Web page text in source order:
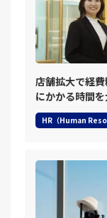
店舗拡大で経
にかかる時間
HR（Human